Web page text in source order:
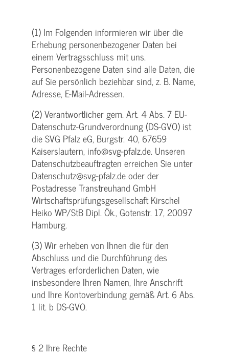
(1) Im Folgenden informieren wir über die
Erhebung personenbezogener Daten bei
einem Vertragsschluss mit uns.
Personenbezogene Daten sind alle Daten, die
auf Sie persönlich beziehbar sind, z. B. Name,
Adresse, E-Mail-Adressen.
(2) Verantwortlicher gem. Art. 4 Abs. 7 EU-
Datenschutz-Grundverordnung (DS-GVO) ist
die SVG Pfalz eG, Burgstr. 40, 67659
Kaiserslautern, info@svg-pfalz.de. Unseren
Datenschutzbeauftragten erreichen Sie unter
Datenschutz@svg-pfalz.de oder der
Postadresse Transtreuhand GmbH
Wirtschaftsprüfungsgesellschaft Kirschel
Heiko WP/StB Dipl. Ök., Gotenstr. 17, 20097
Hamburg.
(3) Wir erheben von Ihnen die für den
Abschluss und die Durchführung des
Vertrages erforderlichen Daten, wie
insbesondere Ihren Namen, Ihre Anschrift
und Ihre Kontoverbindung gemäß Art. 6 Abs.
1 lit. b DS-GVO.
§ 2 Ihre Rechte